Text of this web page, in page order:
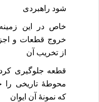
شود راهبردی
خاص در این
خروج قطعات و
از تخریب آن
قطعه جلوگیری
محوطۀ تاریخی
که نمونۀ آن ایوان